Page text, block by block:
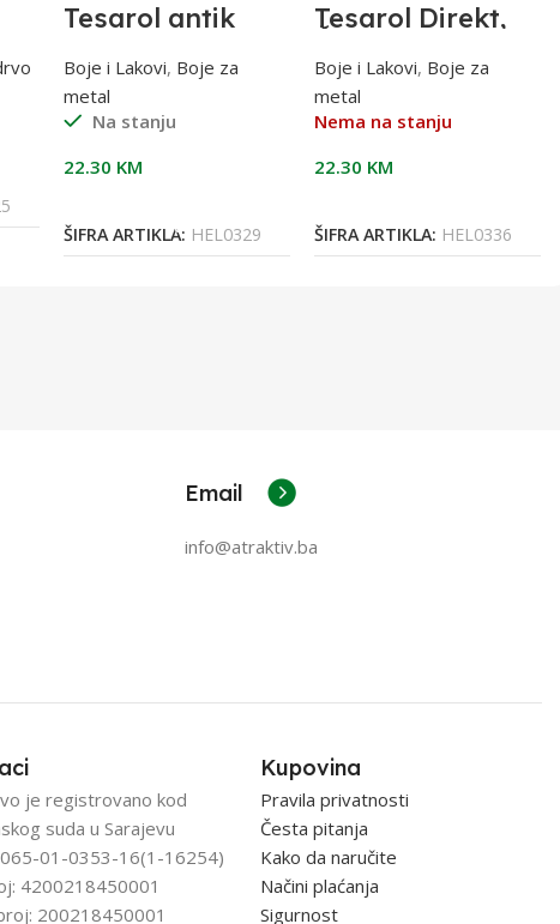
Tesarol antik
Boje i Lakovi, Boje za
metal
Na stanju
22.30 KM
ŠIFRA ARTIKLA: HEL0329
Tesarol Direkt,
Čokoladno-
smeđi,RAL 8017
0,75 l, za metal
Boje i Lakovi, Boje za
metal
Nema na stanju
22.30 KM
ŠIFRA ARTIKLA: HEL0336
Email
info@atraktiv.ba
je registrovano kod
suda u Sarajevu
065-01-0353-16(1-16254)
4200218450001
200218450001
Kupovina
Pravila privatnosti
Česta pitanja
Kako da naručite
Načini plaćanja
Sigurnost